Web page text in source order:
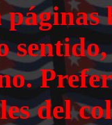
páginas
del